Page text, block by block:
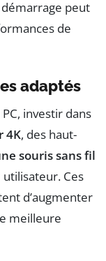
peut
de
adaptés
investir dans
4K, des haut-
souris sans fil
Ces
d’augmenter
meilleure